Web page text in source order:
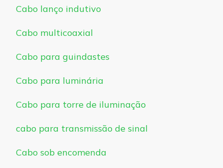
Cabo lanço indutivo
Cabo multicoaxial
Cabo para guindastes
Cabo para luminária
Cabo para torre de iluminação
cabo para transmissão de sinal
Cabo sob encomenda